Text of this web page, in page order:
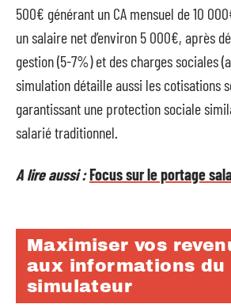
500€ générant un CA mensuel de 10
un salaire net d’environ 5 000€, après
gestion (5-7%) et des charges sociales
simulation détaille aussi les cotisations
garantissant une protection sociale
salarié traditionnel.
A lire aussi :Focus sur le portage
Maximiser vos
aux informations du
simulateur